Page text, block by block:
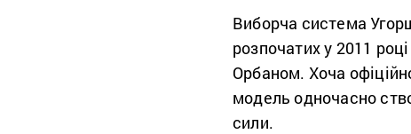
Виборча система
розпочатих у 2011
Орбаном. Хоча
модель одночасно
сили.